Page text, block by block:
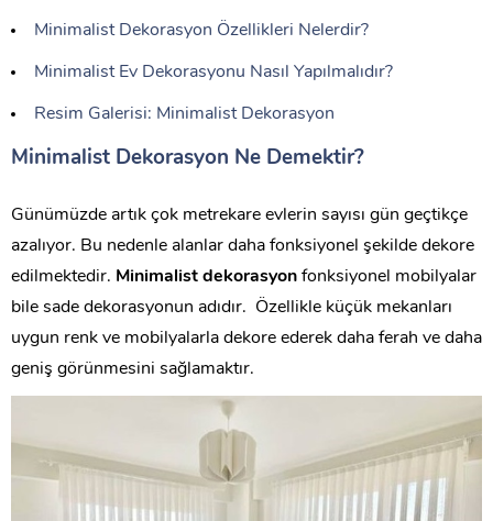
Minimalist Dekorasyon Özellikleri Nelerdir?
Minimalist Ev Dekorasyonu Nasıl Yapılmalıdır?
Resim Galerisi: Minimalist Dekorasyon
Minimalist Dekorasyon Ne Demektir?
Günümüzde artık çok metrekare evlerin sayısı gün geçtikçe
azalıyor. Bu nedenle alanlar daha fonksiyonel şekilde dekore
edilmektedir. Minimalist dekorasyon fonksiyonel mobilyalar
bile sade dekorasyonun adıdır. Özellikle küçük mekanları
uygun renk ve mobilyalarla dekore ederek daha ferah ve daha
geniş görünmesini sağlamaktır.